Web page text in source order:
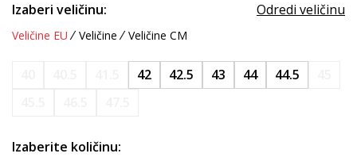
Izaberi veličinu: Odredi veličinu
Veličine EU Veličine Veličine CM
42 42.5 43 44 44.5
Izaberite količinu: